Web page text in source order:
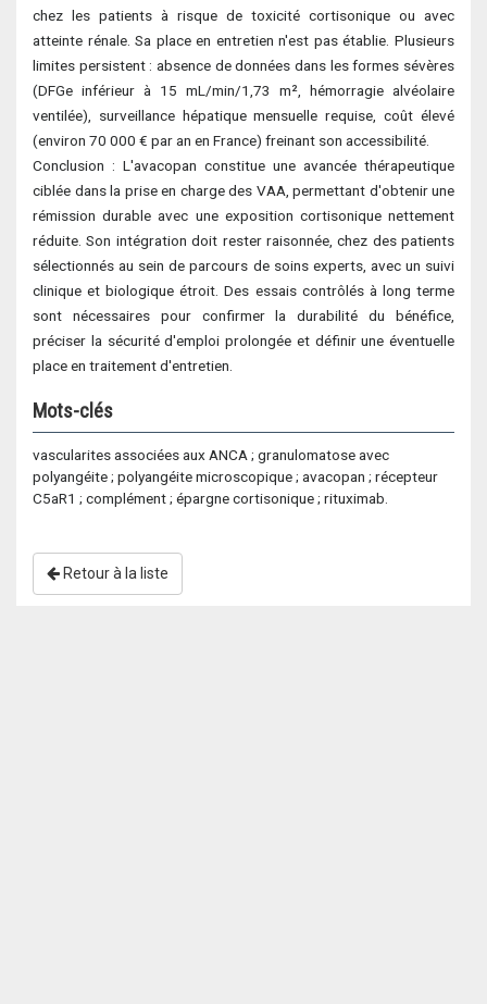
chez les patients à risque de toxicité cortisonique ou avec
atteinte rénale. Sa place en entretien n'est pas établie. Plusieurs
limites persistent : absence de données dans les formes sévères
(DFGe inférieur à 15 mL/min/1,73 m², hémorragie alvéolaire
ventilée), surveillance hépatique mensuelle requise, coût élevé
(environ 70 000 € par an en France) freinant son accessibilité.
Conclusion : L'avacopan constitue une avancée thérapeutique
ciblée dans la prise en charge des VAA, permettant d'obtenir une
rémission durable avec une exposition cortisonique nettement
réduite. Son intégration doit rester raisonnée, chez des patients
sélectionnés au sein de parcours de soins experts, avec un suivi
clinique et biologique étroit. Des essais contrôlés à long terme
sont nécessaires pour confirmer la durabilité du bénéfice,
préciser la sécurité d'emploi prolongée et définir une éventuelle
place en traitement d'entretien.
Mots-clés
vascularites associées aux ANCA ; granulomatose avec
polyangéite ; polyangéite microscopique ; avacopan ; récepteur
C5aR1 ; complément ; épargne cortisonique ; rituximab.
Retour à la liste